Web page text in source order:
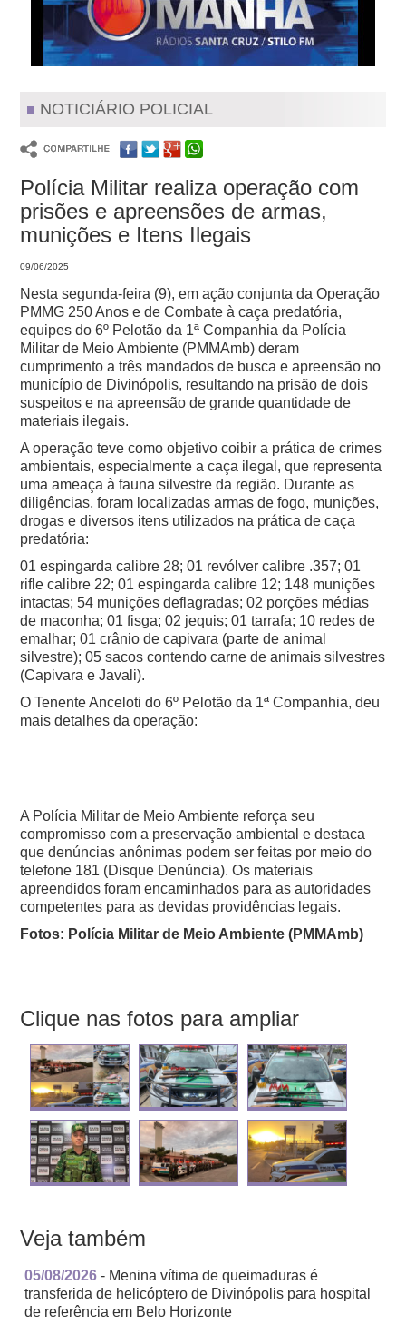
NOTICIÁRIO POLICIAL
Polícia Militar realiza operação com
prisões e apreensões de armas,
munições e Itens Ilegais
09/06/2025
Nesta segunda-feira (9), em ação conjunta da Operação
PMMG 250 Anos e de Combate à caça predatória,
equipes do 6º Pelotão da 1ª Companhia da Polícia
Militar de Meio Ambiente (PMMAmb) deram
cumprimento a três mandados de busca e apreensão no
município de Divinópolis, resultando na prisão de dois
suspeitos e na apreensão de grande quantidade de
materiais ilegais.
A operação teve como objetivo coibir a prática de crimes
ambientais, especialmente a caça ilegal, que representa
uma ameaça à fauna silvestre da região. Durante as
diligências, foram localizadas armas de fogo, munições,
drogas e diversos itens utilizados na prática de caça
predatória:
01 espingarda calibre 28; 01 revólver calibre .357; 01
rifle calibre 22; 01 espingarda calibre 12; 148 munições
intactas;54 munições deflagradas; 02 porções médias
de maconha; 01 fisga; 02 jequis; 01 tarrafa; 10 redes de
emalhar; 01 crânio de capivara (parte de animal
silvestre); 05 sacos contendo carne de animais silvestres
(Capivara e Javali).
O Tenente Anceloti do 6º Pelotão da 1ª Companhia, deu
mais detalhes da operação:
A Polícia Militar de Meio Ambiente reforça seu
compromisso com a preservação ambiental e destaca
que denúncias anônimas podem ser feitas por meio do
telefone 181 (Disque Denúncia). Os materiais
apreendidos foram encaminhados para as autoridades
competentes para as devidas providências legais.
Fotos: Polícia Militar de Meio Ambiente (PMMAmb)
Clique nas fotos para ampliar
Veja também
05/08/2026 - Menina vítima de queimaduras é
transferida de helicóptero de Divinópolis para hospital
de referência em Belo Horizonte